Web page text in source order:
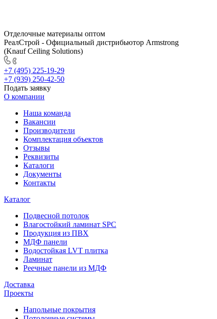
Отделочные материалы оптом
РеалСтрой - Официальный дистрибьютор Armstrong
(Knauf Ceiling Solutions)
+7 (495) 225-19-29
+7 (939) 250-42-50
Подать заявку
О компании
Наша команда
Вакансии
Производители
Комплектация объектов
Отзывы
Реквизиты
Каталоги
Документы
Контакты
Каталог
Подвесной потолок
Влагостойкий ламинат SPC
Продукция из ПВХ
МДФ панели
Водостойкая LVT плитка
Ламинат
Реечные панели из МДФ
Доставка
Проекты
Напольные покрытия